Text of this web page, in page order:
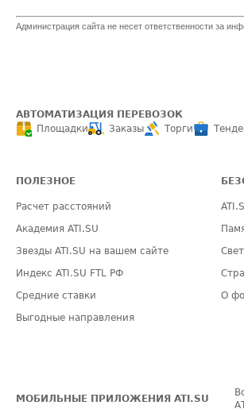
Администрация сайта не несет ответственности за
АВТОМАТИЗАЦИЯ ПЕРЕВОЗОК
Площадки
Заказы Торги
ПОЛЕЗНОЕ
Расчет расстояний
Академия ATI.SU
Звезды ATI.SU на вашем сайте
Индекс ATI.SU FTL РФ
Средние ставки
Выгодные направления
О
МОБИЛЬНЫЕ ПРИЛОЖЕНИЯ ATI.SU